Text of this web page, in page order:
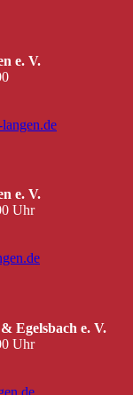
e. V.
e. V.
Uhr
Egelsbach e. V.
Uhr